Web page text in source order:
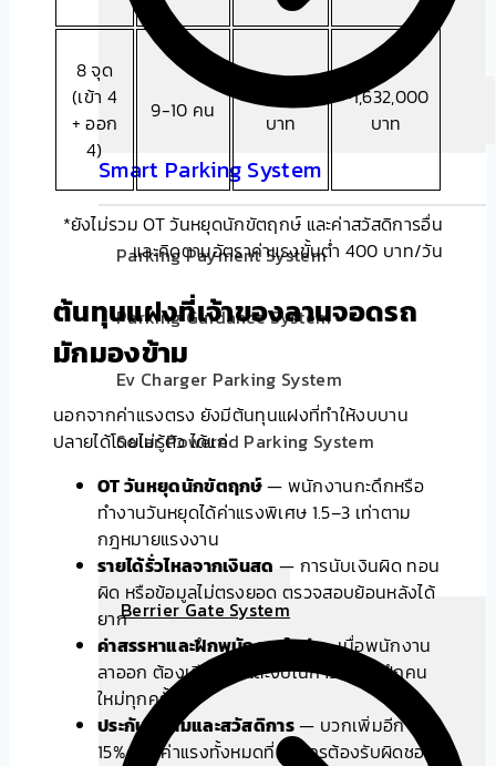
Smart Parking System
Parking Payment System
Parking Guidance System
Ev Charger Parking System
Solar Powered Parking System
Berrier Gate System
8 จุด
(เข้า 4
+ ออก
4)
9-10 คน
~136,000
บาท
~1,632,000
บาท
*ยังไม่รวม OT วันหยุดนักขัตฤกษ์ และค่าสวัสดิการอื่น
และคิดตามอัตราค่าแรงขั้นต่ำ 400 บาท/วัน
ต้นทุนแฝงที่เจ้าของลานจอดรถ
มักมองข้าม
นอกจากค่าแรงตรง ยังมีต้นทุนแฝงที่ทำให้งบบาน
ปลายได้โดยไม่รู้ตัว ได้แก่
OT วันหยุดนักขัตฤกษ์— พนักงานกะดึกหรือ
ทำงานวันหยุดได้ค่าแรงพิเศษ 1.5–3 เท่าตาม
กฎหมายแรงงาน
รายได้รั่วไหลจากเงินสด — การนับเงินผิด ทอน
ผิด หรือข้อมูลไม่ตรงยอด ตรวจสอบย้อนหลังได้
ยาก
ค่าสรรหาและฝึกพนักงานใหม่— เมื่อพนักงาน
ลาออก ต้องเสียเวลาและงบในการหาและฝึกคน
ใหม่ทุกครั้ง
ประกันสังคมและสวัสดิการ— บวกเพิ่มอีก 10–
15% ของค่าแรงทั้งหมดที่องค์กรต้องรับผิดชอบ